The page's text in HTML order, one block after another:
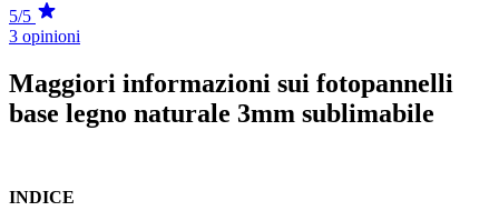
5/5
3 opinioni
Maggiori informazioni sui fotopannelli
base legno naturale 3mm sublimabile
INDICE